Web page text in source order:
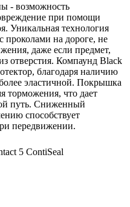
- возможность
при помощи
Уникальная технология
проколами на дороге, не
даже если предмет,
отверстия. Компаунд Black
благодаря наличию
эластичной. Покрышка
торможения, что дает
путь. Сниженный
способствует
передвижении.
5 ContiSeal